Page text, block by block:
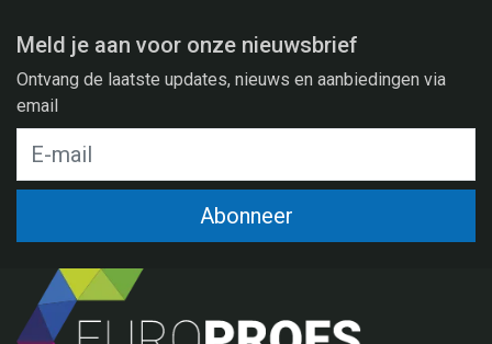
Meld je aan voor onze nieuwsbrief
Ontvang de laatste updates, nieuws en aanbiedingen via
email
Abonneer